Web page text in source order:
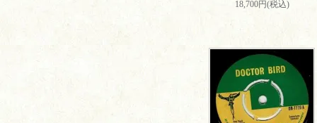
18,700円(税込)